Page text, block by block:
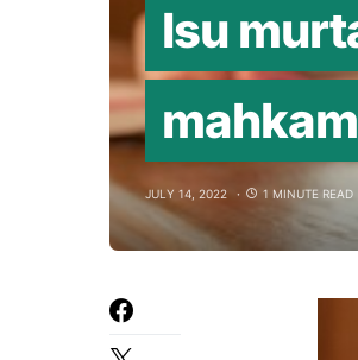
Isu
JULY 14, 2022 1 MINUTE READ